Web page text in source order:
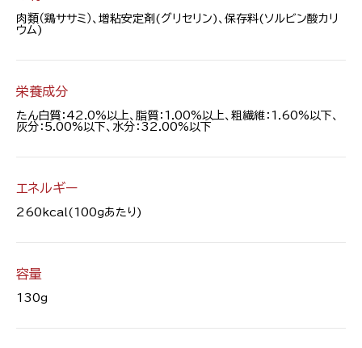
肉類（鶏ササミ）、増粘安定剤(グリセリン)、保存料(ソルビン酸カリ
ウム)
栄養成分
たん白質：42.0%以上、脂質：1.00%以上、粗繊維：1.60%以下、
灰分：5.00%以下、水分：32.00%以下
エネルギー
260kcal(100ｇあたり)
容量
130g